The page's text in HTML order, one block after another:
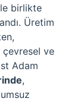
birlikte
Üretim
çevresel ve
Adam
,